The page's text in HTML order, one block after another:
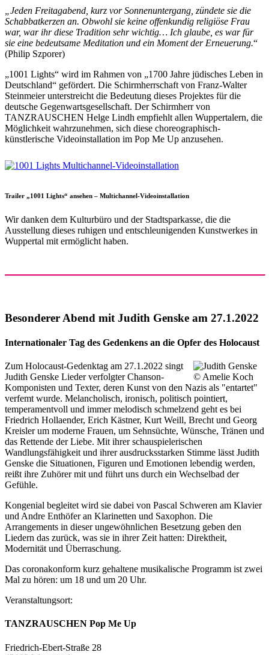
„Jeden Freitagabend, kurz vor Sonnenuntergang, zündete sie die
Schabbatkerzen an. Obwohl sie keine offenkundig religiöse Frau
war, war ihr diese Tradition sehr wichtig… Ich glaube, es war für
sie eine bedeutsame Meditation und ein Moment der Erneuerung.“
(Philip Szporer)
„1001 Lights“ wird im Rahmen von „1700 Jahre jüdisches Leben in
Deutschland“ gefördert. Die Schirmherrschaft von Franz-Walter
Steinmeier unterstreicht die Bedeutung dieses Projektes für die
deutsche Gegenwartsgesellschaft. Der Schirmherr von
TANZRAUSCHEN Helge Lindh empfiehlt allen Wuppertalern, die
Möglichkeit wahrzunehmen, sich diese choreographisch-
künstlerische Videoinstallation im Pop Me Up anzusehen.
Trailer „1001 Lights“ ansehen – Multichannel-Videoinstallation
Wir danken dem Kulturbüro und der Stadtsparkasse, die die
Ausstellung dieses ruhigen und entschleunigenden Kunstwerkes in
Wuppertal mit ermöglicht haben.
Besonderer Abend mit Judith Genske am 27.1.2022
Internationaler Tag des Gedenkens an die Opfer des Holocaust
Zum Holocaust-Gedenktag am 27.1.2022 singt
Judith Genske Lieder verfolgter Chanson-
Komponisten und Texter, deren Kunst von den Nazis als "entartet"
verfemt wurde. Melancholisch, ironisch, politisch pointiert,
temperamentvoll und immer melodisch schmelzend geht es bei
Friedrich Hollaender, Erich Kästner, Kurt Weill, Brecht und Georg
Kreisler um moderne Frauen, um Sehnsüchte, Wünsche, Tränen und
das Rettende der Liebe. Mit ihrer schauspielerischen
Wandlungsfähigkeit und ihrer ausdrucksstarken Stimme lässt Judith
Genske die Situationen, Figuren und Emotionen lebendig werden,
reißt ihre Zuhörer mit und führt uns durch ein Wechselbad der
Gefühle.
Kongenial begleitet wird sie dabei von Pascal Schweren am Klavier
und Andre Enthöfer an Klarinetten und Saxophon. Die
Arrangements in dieser ungewöhnlichen Besetzung geben den
Liedern das zurück, was sie in ihrer Zeit hatten: Direktheit,
Modernität und Überraschung.
Das coronakonform kurz gehaltene musikalische Programm ist zwei
Mal zu hören: um 18 und um 20 Uhr.
Veranstaltungsort:
TANZRAUSCHEN Pop Me Up
Friedrich-Ebert-Straße 28